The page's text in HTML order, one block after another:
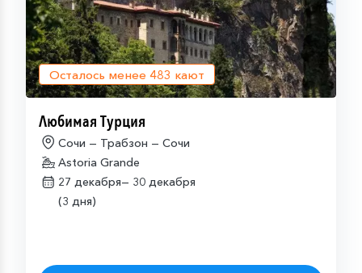
Осталось менее 483 кают
Любимая Турция
Сочи — Трабзон — Сочи
Astoria Grande
27 декабря— 30 декабря
(3 дня)